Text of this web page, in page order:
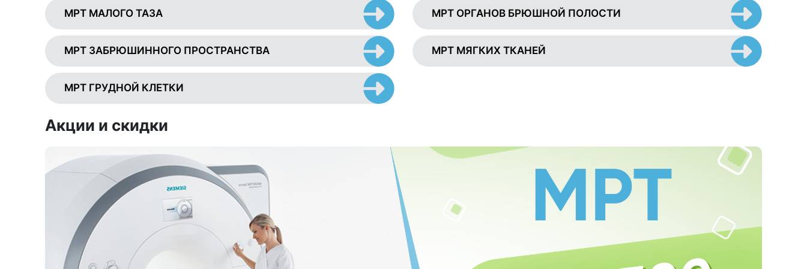
МРТ МАЛОГО ТАЗА
МРТ ЗАБРЮШИННОГО ПРОСТРАНСТВА
МРТ ГРУДНОЙ КЛЕТКИ
МРТ ОРГАНОВ БРЮШНОЙ ПОЛОСТИ
МРТ МЯГКИХ ТКАНЕЙ
Акции и скидки